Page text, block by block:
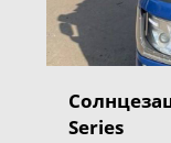
Series